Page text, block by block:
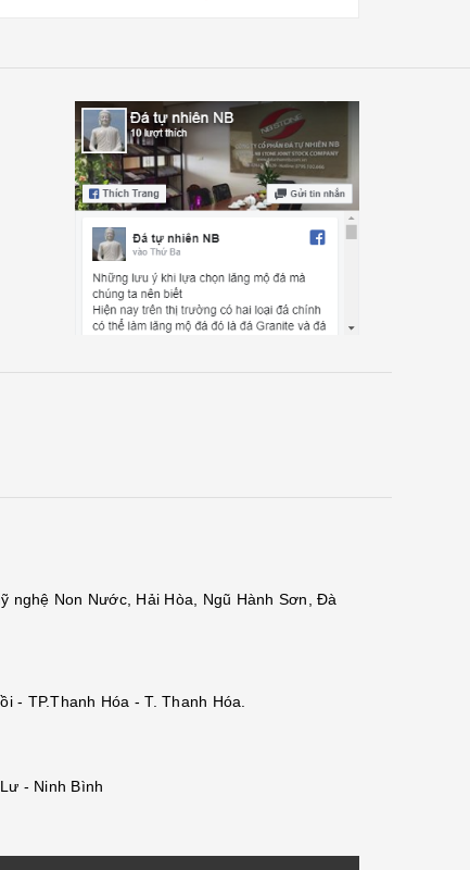
nghệ Non Nước, Hải Hòa, Ngũ Hành Sơn, Đà
- TP.Thanh Hóa - T. Thanh Hóa.
- Ninh Bình